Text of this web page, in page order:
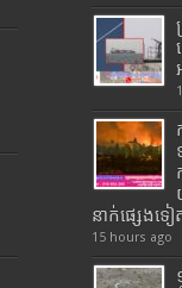
នាក់ផ្សេងទ
15 hours ago